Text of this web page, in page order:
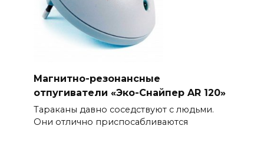
Магнитно-резонансные
отпугиватели «Эко-Снайпер AR 120»
Тараканы давно соседствуют с людьми.
Они отлично приспосабливаются